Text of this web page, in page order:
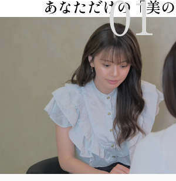
あなただけの「美の